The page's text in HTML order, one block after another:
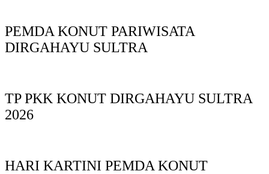
PEMDA KONUT PARIWISATA
DIRGAHAYU SULTRA
TP PKK KONUT DIRGAHAYU SULTRA
2026
HARI KARTINI PEMDA KONUT